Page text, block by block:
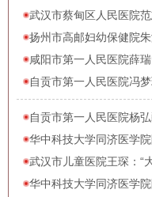
武汉市蔡甸区人民医院
扬州市高邮妇幼保健院
咸阳市第一人民医院薛
自贡市第一人民医院冯
自贡市第一人民医院杨
华中科技大学同济医学
武汉市儿童医院王琛：“
华中科技大学同济医学